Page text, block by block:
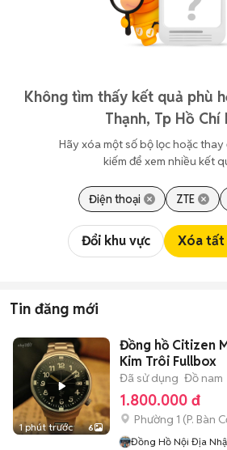
Không tìm thấy kết quả phù
Thạnh, Tp Hồ Chí
Hãy xóa một số bộ lọc hoặc thay
kiếm để xem nhiều kết
Điện thoại ZTE
Đổi khu vực Xóa tất
Tin đăng mới
1 phút trước 6
Đồng hồ Citizen
Kim Trôi Fullbox
Đã sử dụng Đồ nam
1.800.000 đ
Phường 1 (P. Bàn
Đồng Hồ Nội Địa